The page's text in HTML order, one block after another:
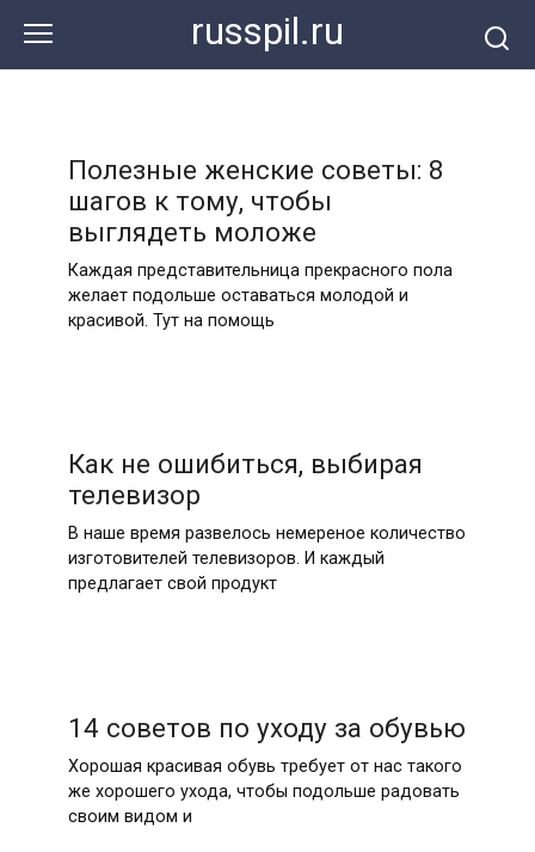
контенту
russpil.ru
Полезные женские советы: 8
шагов к тому, чтобы
выглядеть моложе
Каждая представительница прекрасного пола
желает подольше оставаться молодой и
красивой. Тут на помощь
Как не ошибиться, выбирая
телевизор
В наше время развелось немереное количество
изготовителей телевизоров. И каждый
предлагает свой продукт
14 советов по уходу за обувью
Хорошая красивая обувь требует от нас такого
же хорошего ухода, чтобы подольше радовать
своим видом и